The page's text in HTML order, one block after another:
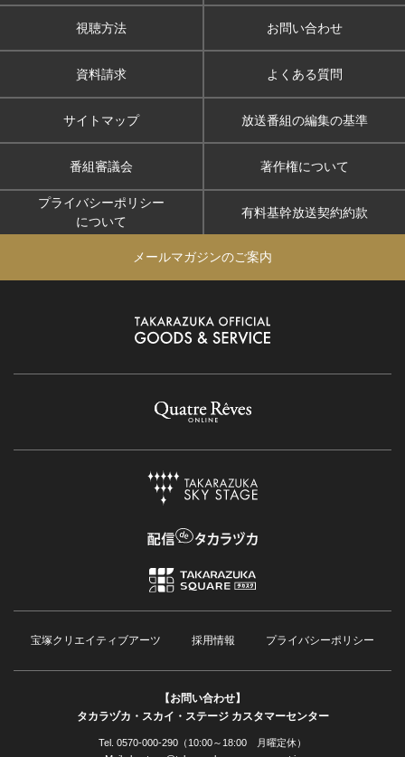
視聴方法 お問い合わせ
資料請求 よくある質問
サイトマップ 放送番組の編集の基準
番組審議会 著作権について
プライバシーポリシー
について
有料基幹放送契約約款
メールマガジンのご案内
宝塚クリエイティブアーツ 採用情報 プライバシーポリシー
【お問い合わせ】
タカラヅカ・スカイ・ステージ カスタマーセンター
Tel. 0570-000-290（10:00～18:00 月曜定休）